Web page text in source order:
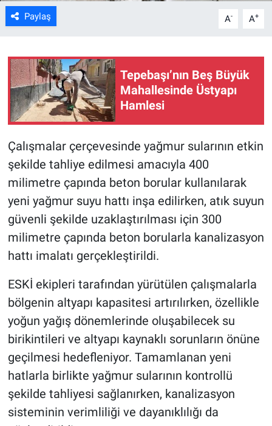
Paylaş A- A+
Tepebaşı’nın Beş Büyük
Mahallesinde Üstyapı
Hamlesi
Çalışmalar çerçevesinde yağmur sularının etkin
şekilde tahliye edilmesi amacıyla 400
milimetre çapında beton borular kullanılarak
yeni yağmur suyu hattı inşa edilirken, atık suyun
güvenli şekilde uzaklaştırılması için 300
milimetre çapında beton borularla kanalizasyon
hattı imalatı gerçekleştirildi.
ESKİ ekipleri tarafından yürütülen çalışmalarla
bölgenin altyapı kapasitesi artırılırken, özellikle
yoğun yağış dönemlerinde oluşabilecek su
birikintileri ve altyapı kaynaklı sorunların önüne
geçilmesi hedefleniyor. Tamamlanan yeni
hatlarla birlikte yağmur sularının kontrollü
şekilde tahliyesi sağlanırken, kanalizasyon
sisteminin verimliliği ve dayanıklılığı da